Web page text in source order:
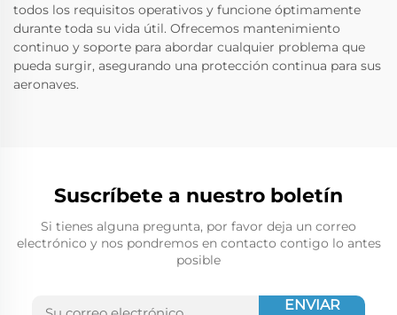
todos los requisitos operativos y funcione óptimamente
durante toda su vida útil. Ofrecemos mantenimiento
continuo y soporte para abordar cualquier problema que
pueda surgir, asegurando una protección continua para sus
aeronaves.
Suscríbete a nuestro boletín
Si tienes alguna pregunta, por favor deja un correo
electrónico y nos pondremos en contacto contigo lo antes
posible
ENVIAR